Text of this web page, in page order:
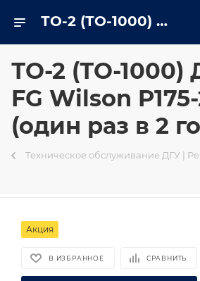
ТО-2 (ТО-1000) ДГУ FG Wilson P175-2 (один раз в 2 года) в Ярославле - trustenergo.ru
ТО-2 (ТО-1000)
FG Wilson
(один раз в 2
Техническое обслуживание ДГУ |
Акция
В ИЗБРАННОЕ СРАВНИТЬ